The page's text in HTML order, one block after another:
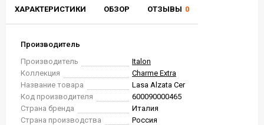
ХАРАКТЕРИСТИКИ ОБЗОР ОТЗЫВЫ 0
Производитель
Производитель
Italon
Коллекция
Charme Extra
Название товара
Lasa Alzata Cer
Код производителя
600090000465
Страна бренда
Италия
Страна производства
Россия